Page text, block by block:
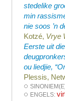
stedelike
min
nie soos ’n
Kotzé, Vrye
Eerste uit
ou liedjie,
Plessis,
◌
◌ ENGELS: